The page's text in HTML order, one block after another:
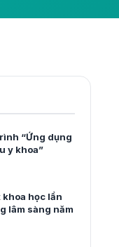
“Ứng dụng
y khoa”
học lần
lâm sàng năm